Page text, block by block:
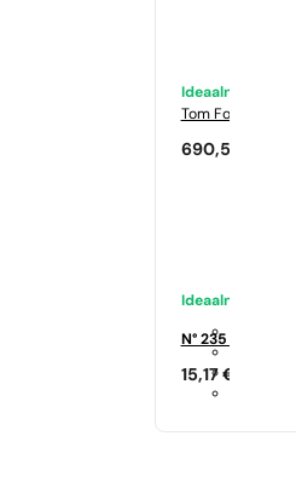
Ideaalne sobivus
Tom Ford
690,50
Ideaalne sobivus
N° 235 - 35%
15,17 €